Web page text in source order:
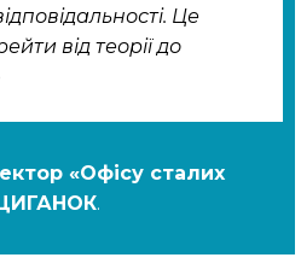
Це
від теорії до
«Офісу сталих
.